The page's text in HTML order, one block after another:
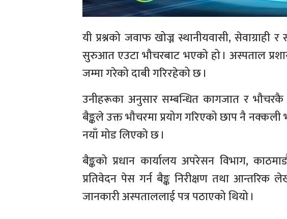
यी प्रश्नको जवाफ खोज्न स्थानीयवासी, सेवाग्राही
सुरुआत एउटा भौचरबाट भएको हो । अस्पताल
जम्मा गरेको दाबी गरिरहेको छ ।
उनीहरूका अनुसार सम्बन्धित कागजात र
बैङ्कले उक्त भौचरमा प्रयोग गरिएको छाप नै
नयाँ मोड लिएको छ ।
बैङ्कको प्रधान कार्यालय अपरेसन विभाग,
प्रतिवेदन पेस गर्न बैङ्क निरीक्षण तथा आन्तरिक
जानकारी अस्पताललाई पत्र पठाएको थियो ।